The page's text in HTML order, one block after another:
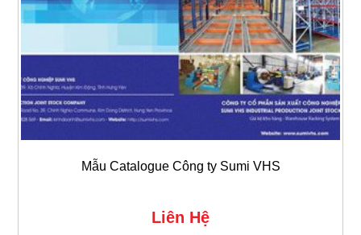
Mẫu Catalogue Công ty Sumi VHS
Liên Hệ